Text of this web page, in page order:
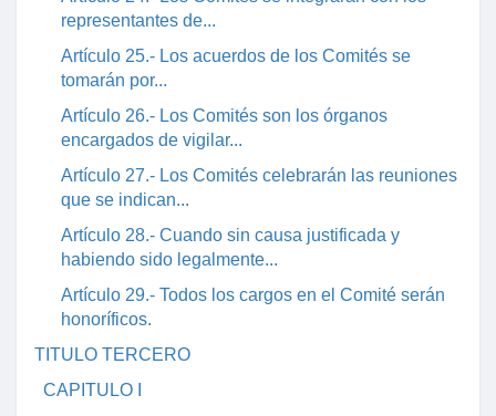
representantes de...
Artículo 25.- Los acuerdos de los Comités se
tomarán por...
Artículo 26.- Los Comités son los órganos
encargados de vigilar...
Artículo 27.- Los Comités celebrarán las reuniones
que se indican...
Artículo 28.- Cuando sin causa justificada y
habiendo sido legalmente...
Artículo 29.- Todos los cargos en el Comité serán
honoríficos.
TITULO TERCERO
CAPITULO I